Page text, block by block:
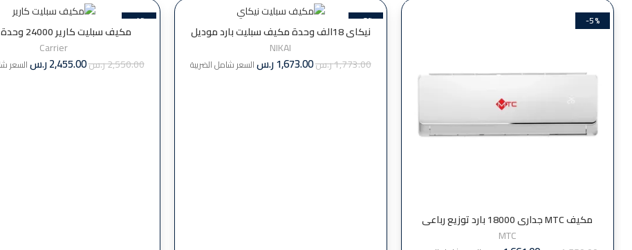
-5%
مكيف MTC جداري 18000 بارد توزيع رباعي
MTC18CT22N
MTC
-6%
نيكاي 18الف وحدة مكيف سبليت بارد موديل
nsac18136c22
NIKAI
1,773.00ر.س1,673.00ر.سالسعر شامل الضريبة
-4%
مكيف سبليت
00124CAWP
Carrier
2,550.00ر.س2,455.00ر.سالسعر